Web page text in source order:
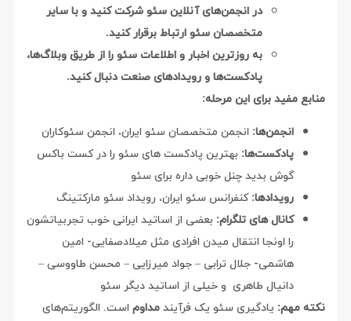
در انجمن‌های آنلاین سئو شرکت کنید و با سایر
متخصصان سئو ارتباط برقرار کنید.
به روزترین اخبار و اطلاعات سئو را از طریق وبلاگ‌ها،
پادکست‌ها و رویدادهای صنعت دنبال کنید.
برای این مرحله:
انجمن‌ها: انجمن متخصصان سئو ایران، انجمن سئوکاران
پادکست‌ها:بهترین پادکست های سئو را در کست باکس
گوش بدید چنل خوبی داره برای سئو
رویدادها: کنفرانس سئو ایران، رویداد سئو مارکتینگ
کانال های تلگرام:بعضی از اساتید ایرانی خوب تجربیاتشون
را اونجا انتقال میدن افرادی مثل میلادصفایی- امین
هاشمی- جلال ترابی – جواد میرزایی – محسن طاووسی –
دانیال طاهری و خیلی از اساتید دیگر سئو
یادگیری سئو یک فرآیند مداوماست. الگوریتم‌های